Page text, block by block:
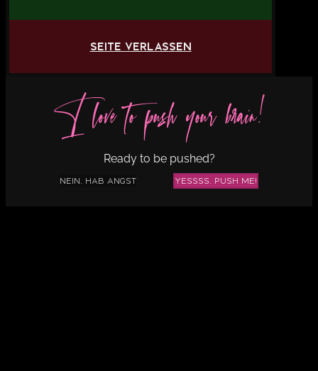
Seite verlassen
I love to push your brain!
Ready to be pushed?
Nein, hab Angst Yessss, push me!